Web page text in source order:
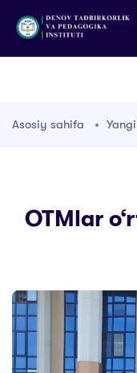
TG TR
Asosiy sahifa
OTMlar